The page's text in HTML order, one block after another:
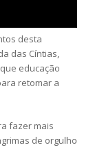
desta
das Cíntias,
educação
retomar a
fazer mais
de orgulho